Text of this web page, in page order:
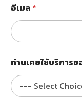
เ
ย
ใ
ริ
ก
า
ร
อีเมล *
ท่านเคยใช้บริการ